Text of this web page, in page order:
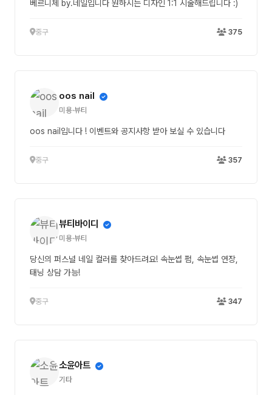
베르니체 by.네일입니다 원하시는 디자인 1:1 시술해드립니다 :)
중구 375
oos nail
미용·뷰티
oos nail입니다 ! 이벤트와 공지사항 받아 보실 수 있습니다
중구 357
뷰티바이디
미용·뷰티
당신의 퍼스널 네일 컬러를 찾아드려요! 속눈썹 펌, 속눈썹 연장,
태닝 상담 가능!
중구 347
소윤아트
기타